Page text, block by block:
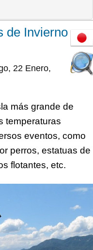
de Invierno
22 Enero,
más grande de
temperaturas
eventos, como
perros, estatuas de
flotantes, etc.